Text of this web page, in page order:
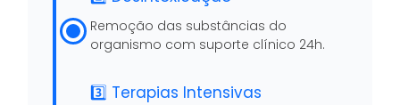
Remoção das substâncias do
organismo com suporte clínico 24h.
3️⃣ Terapias Intensivas